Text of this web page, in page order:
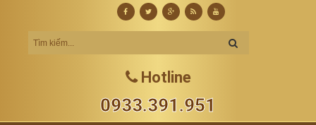
Hotline
0933.391.951